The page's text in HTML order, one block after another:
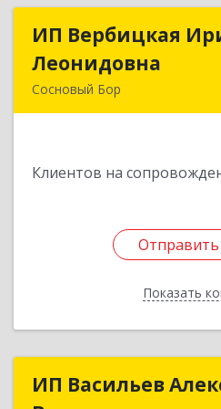
ИП Вербицкая
Леонидовна
Сосновый Бор
Клиентов на
Отправить
Показать
ИП
Отправить
ИП Васильев
ИП